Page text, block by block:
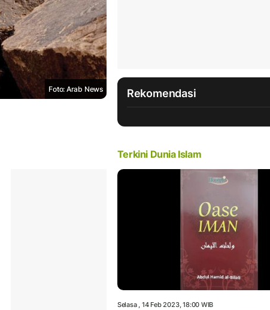
Foto: Arab News Rekomendasi
Terkini Dunia Islam
Selasa , 14 Feb 2023, 18:00 WIB